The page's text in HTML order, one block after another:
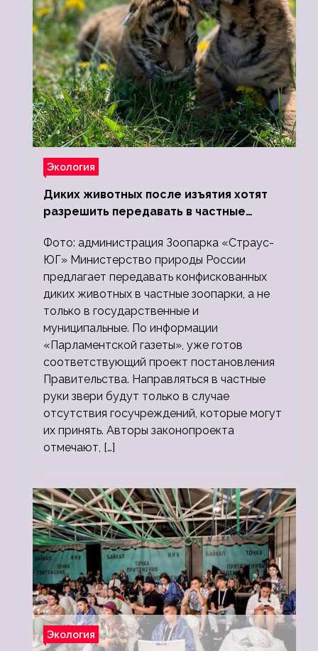
Экология
Диких животных после изъятия хотят
разрешить передавать в частные
Фото: администрация Зоопарка «Страус-
ЮГ» Министерство природы России
предлагает передавать конфискованных
диких животных в частные зоопарки, а не
только в государственные и
муниципальные. По информации
«Парламентской газеты», уже готов
соответствующий проект постановления
Правительства. Направляться в частные
руки звери будут только в случае
отсутствия госучреждений, которые могут
их принять. Авторы законопроекта
отмечают, […]
Экология